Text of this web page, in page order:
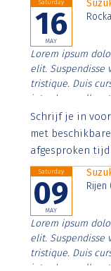
Saturday
16
MAY
Lorem ipsum
elit. Suspendisse
tristique. Duis
interdum nulla,
Aenean faucibus
imperdiet. Nunc
Schrijf je in
met
afgesproken
Saturday
09
MAY
Rijen
Lorem ipsum
elit. Suspendisse
tristique. Duis
interdum nulla,